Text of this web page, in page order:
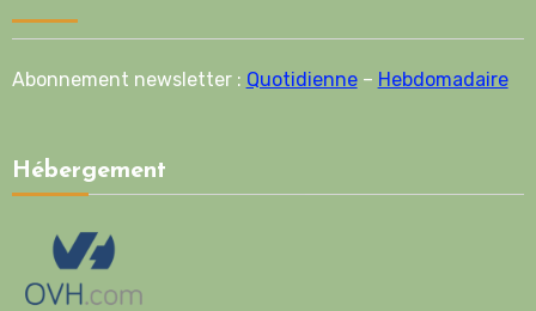
Abonnement newsletter : Quotidienne– Hebdomadaire
Hébergement